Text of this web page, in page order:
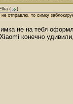
Elka (
)
отправлю, то симку
не на тебя
конечно